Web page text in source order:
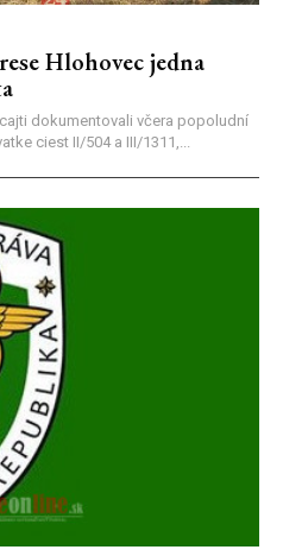
Hlohovec jedna
dokumentovali včera popoludní
ciest II/504 a III/1311,...